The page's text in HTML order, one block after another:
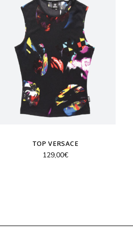
TOP VERSACE
129,00€